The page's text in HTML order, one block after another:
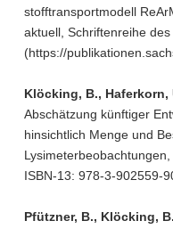
stofftransportmodell
aktuell, Schriftenreihe
(https://
Klöcking, B., Haferkorn,
Abschätzung künftiger
hinsichtlich Menge und
ISBN-13: 978-3-902559-
Pfützner, B., Klöcking,